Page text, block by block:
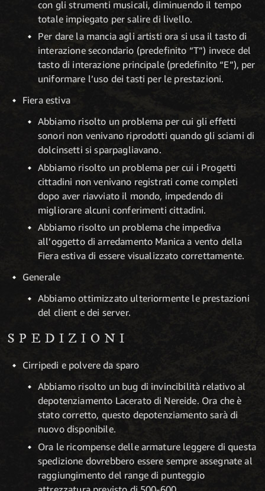
con gli strumenti musicali, diminuendo il tempo
totale impiegato per salire di livello.
Per dare la mancia agli artisti ora si usa il tasto di
interazione secondario (predefinito “T”) invece del
tasto di interazione principale (predefinito “E”), per
uniformare l’uso dei tasti per le prestazioni.
Fiera estiva
Abbiamo risolto un problema per cui gli effetti
sonori non venivano riprodotti quando gli sciami di
dolcinsetti si sparpagliavano.
Abbiamo risolto un problema per cui i Progetti
cittadini non venivano registrati come completi
dopo aver riavviato il mondo, impedendo di
migliorare alcuni conferimenti cittadini.
Abbiamo risolto un problema che impediva
all’oggetto di arredamento Manica a vento della
Fiera estiva di essere visualizzato correttamente.
Generale
Abbiamo ottimizzato ulteriormente le prestazioni
del client e dei server.
SPEDIZIONI
Cirripedi e polvere da sparo
Abbiamo risolto un bug di invincibilità relativo al
depotenziamento Lacerato di Nereide. Ora che è
stato corretto, questo depotenziamento sarà di
nuovo disponibile.
Ora le ricompense delle armature leggere di questa
spedizione dovrebbero essere sempre assegnate al
raggiungimento del range di punteggio